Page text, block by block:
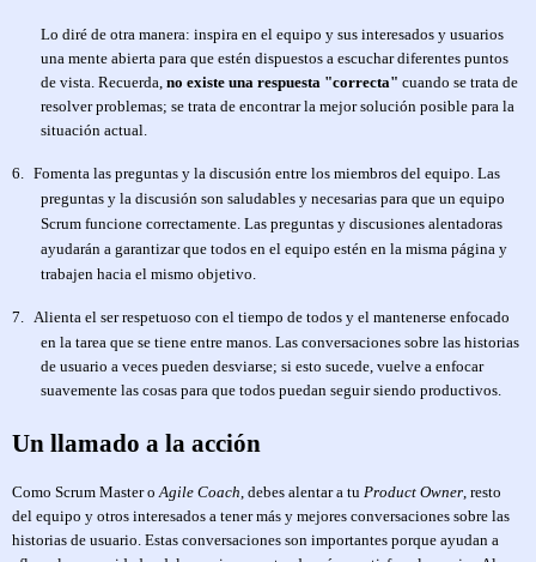
Lo diré de otra manera: inspira en el equipo y sus interesados y usuarios
una mente abierta para que estén dispuestos a escuchar diferentes puntos
de vista. Recuerda, no existe una respuesta "correcta" cuando se trata de
resolver problemas; se trata de encontrar la mejor solución posible para la
situación actual.
6.
Fomenta las preguntas y la discusión entre los miembros del equipo. Las
preguntas y la discusión son saludables y necesarias para que un equipo
Scrum funcione correctamente. Las preguntas y discusiones alentadoras
ayudarán a garantizar que todos en el equipo estén en la misma página y
trabajen hacia el mismo objetivo.
7. Alienta el ser respetuoso con el tiempo de todos y el mantenerse enfocado
en la tarea que se tiene entre manos. Las conversaciones sobre las historias
de usuario a veces pueden desviarse; si esto sucede, vuelve a enfocar
suavemente las cosas para que todos puedan seguir siendo productivos.
Un llamado a la acción
Como Scrum Master oAgile Coach, debes alentar a tu Product Owner, resto
del equipo y otros interesados a tener más y mejores conversaciones sobre las
historias de usuario. Estas conversaciones son importantes porque ayudan a